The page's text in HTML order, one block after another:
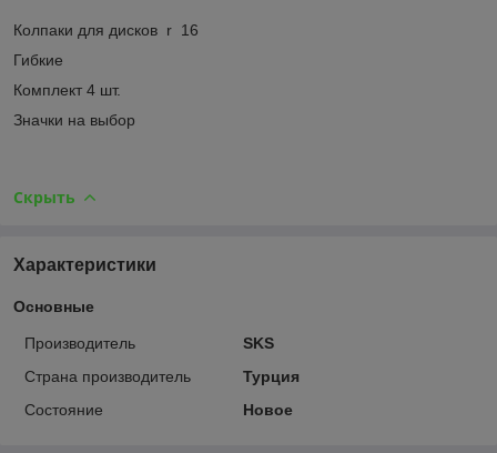
Колпаки для дисков r 16
Гибкие
Комплект 4 шт.
Значки на выбор
Скрыть
Характеристики
Основные
Производитель
SKS
Страна производитель
Турция
Состояние
Новое